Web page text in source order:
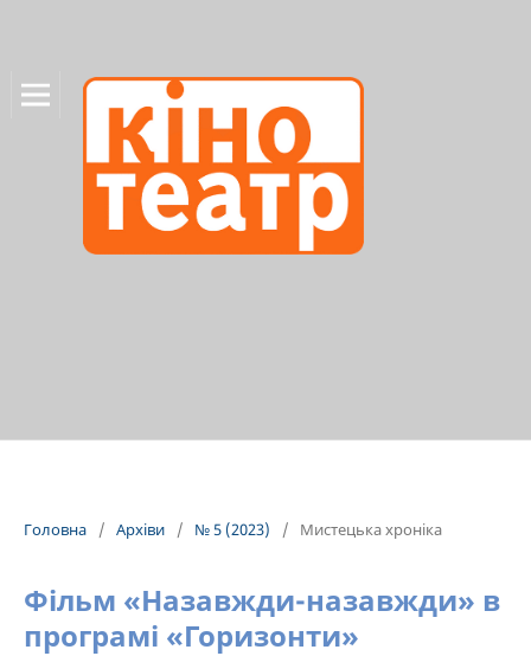
Головна / Архіви / № 5 (2023) / Мистецька хроніка
Фільм «Назавжди-назавжди» в
програмі «Горизонти»